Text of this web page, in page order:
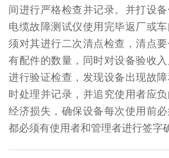
间进行严格检查并记录。并打设备
电缆故障测试仪使用完毕返厂或
须对其进行二次清点检查，清点
有配件的数量，同时对设备验收
进行验证检查，发现设备出现故
时处理并记录，并追究使用者应
经济损失，确保设备每次使用前
都必须有使用者和管理者进行签字